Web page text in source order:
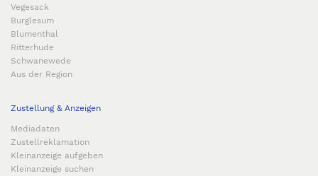
Vegesack
Burglesum
Blumenthal
Ritterhude
Schwanewede
Aus der Region
Zustellung & Anzeigen
Mediadaten
Zustellreklamation
Kleinanzeige aufgeben
Kleinanzeige suchen